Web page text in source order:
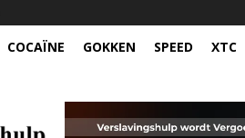
COCAÏNE GOKKEN SPEED XTC